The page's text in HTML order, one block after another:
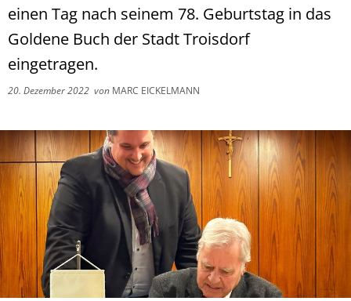
einen Tag nach seinem 78. Geburtstag in das
Goldene Buch der Stadt Troisdorf
eingetragen.
20. Dezember 2022 von MARC EICKELMANN